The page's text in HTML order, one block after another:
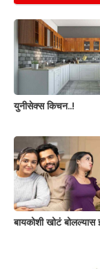
युनीसेक्स किचन..!
बायकोशी खोटं बोलल्यास